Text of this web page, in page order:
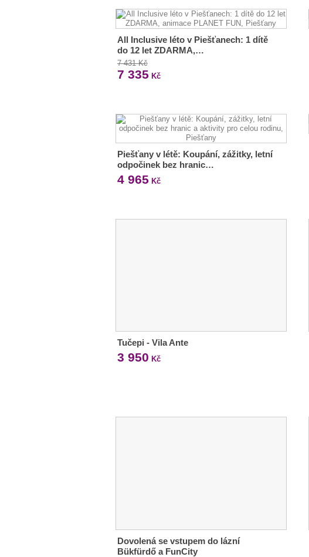
All Inclusive léto v Piešťanech: 1 dítě
do 12 let ZDARMA,…
7 431 Kč
7 335 Kč
Piešťany v létě: Koupání, zážitky, letní
odpočinek bez hranic…
4 965 Kč
Tučepi - Vila Ante
3 950 Kč
Dovolená se vstupem do lázní
Bükfürdő a FunCity